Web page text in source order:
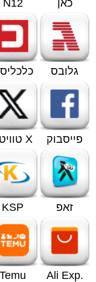
כאן N12
גלובס
פייסבוק X טוויטר
זאפ KSP
.Ali Exp
Temu